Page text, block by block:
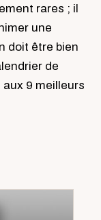
rares ; il
une
doit être bien
de
9 meilleurs